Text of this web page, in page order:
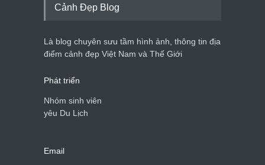
du lịch quốc gia
Cảnh đẹp Việt Nam 24/04/2020
Cảnh Đẹp Blog
Là blog chuyên sưu tầm hình ảnh, thông tin địa
điểm cảnh đẹp Việt Nam và Thế Giới
Phát triển
Nhóm sinh viên
yêu Du Lịch
Email